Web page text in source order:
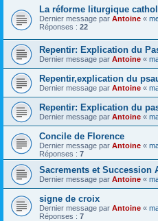
La réforme liturgique
Dernier message par Antoine «
Réponses : 22
Repentir: Explication du
Dernier message par Antoine «
Repentir,explication du
Dernier message par Antoine «
Repentir: Explication du
Dernier message par Antoine «
Concile de Florence
Dernier message par Antoine «
Réponses : 7
Sacrements et Succession
Dernier message par Antoine «
signe de croix
Dernier message par Antoine «
Réponses : 7